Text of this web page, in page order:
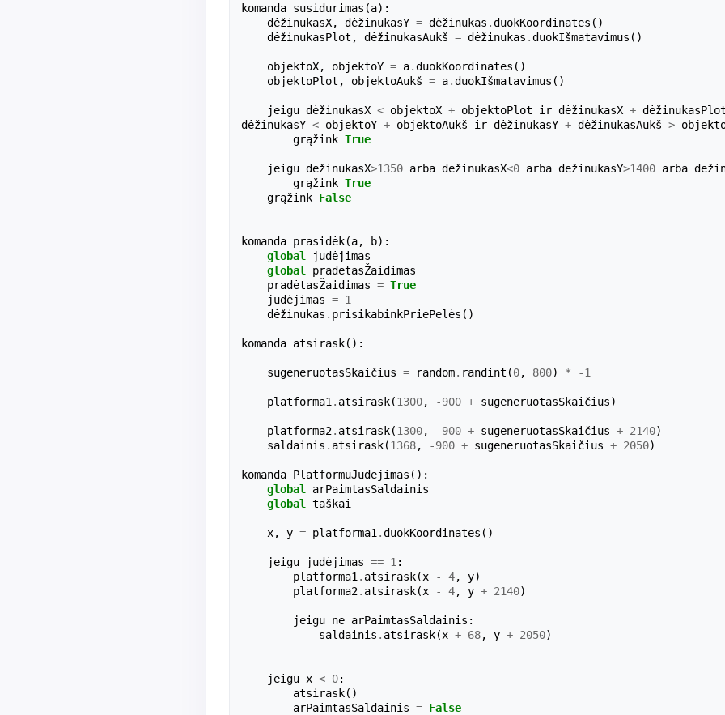
komanda susidurimas (a):
dėžinukasX, dėžinukasY = dėžinukas .duokKoordinates ()
dėžinukasPlot , dėžinukasAukš = dėžinukas .duokIšmatavimus ()
objektoX, objektoY = a.duokKoordinates ()
objektoPlot , objektoAukš = a.duokIšmatavimus ()
jeigu dėžinukasX < objektoX + objektoPlot ir dėžinukasX +
dėžinukasY < objektoY + objektoAukš ir dėžinukasY + dėžinukasAukš >
grąžink True
jeigu dėžinukasX>1350 arba dėžinukasX<0 arba dėžinukasY>1400 arba
grąžink True
grąžink False
komanda prasidėk(a, b):
global
judėjimas
global
pradėtasŽaidimas
pradėtasŽaidimas = True
judėjimas = 1
dėžinukas . prisikabinkPriePelės ()
komanda atsirask():
sugeneruotasSkaičius = random. randint (0, 800) * -1
platforma1 . atsirask(1300, -900 + sugeneruotasSkaičius)
platforma2. atsirask(1300, -900 + sugeneruotasSkaičius + 2140)
saldainis . atsirask(1368, -900 + sugeneruotasSkaičius + 2050)
komanda PlatformuJudėjimas ():
global
arPaimtasSaldainis
global
taškai
x, y = platforma1 .duokKoordinates ()
jeigu judėjimas == 1 :
platforma1 . atsirask(x - 4, y)
platforma2. atsirask(x - 4, y + 2140)
jeigu ne arPaimtasSaldainis :
saldainis . atsirask(x + 68, y + 2050)
jeigu x < 0:
atsirask()
arPaimtasSaldainis = False